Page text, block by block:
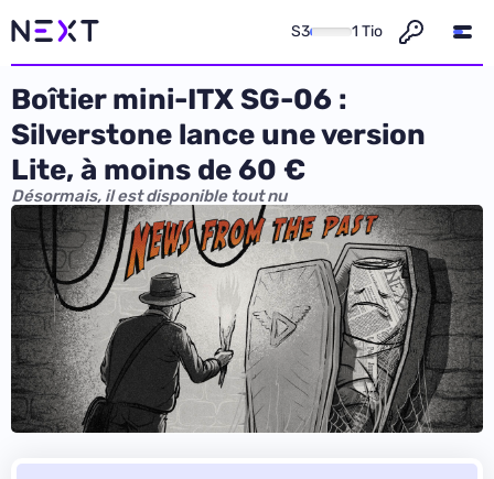
S3 1 Tio
Boîtier mini-ITX SG-06 :
Silverstone lance une version
Lite, à moins de 60 €
Désormais, il est disponible tout nu